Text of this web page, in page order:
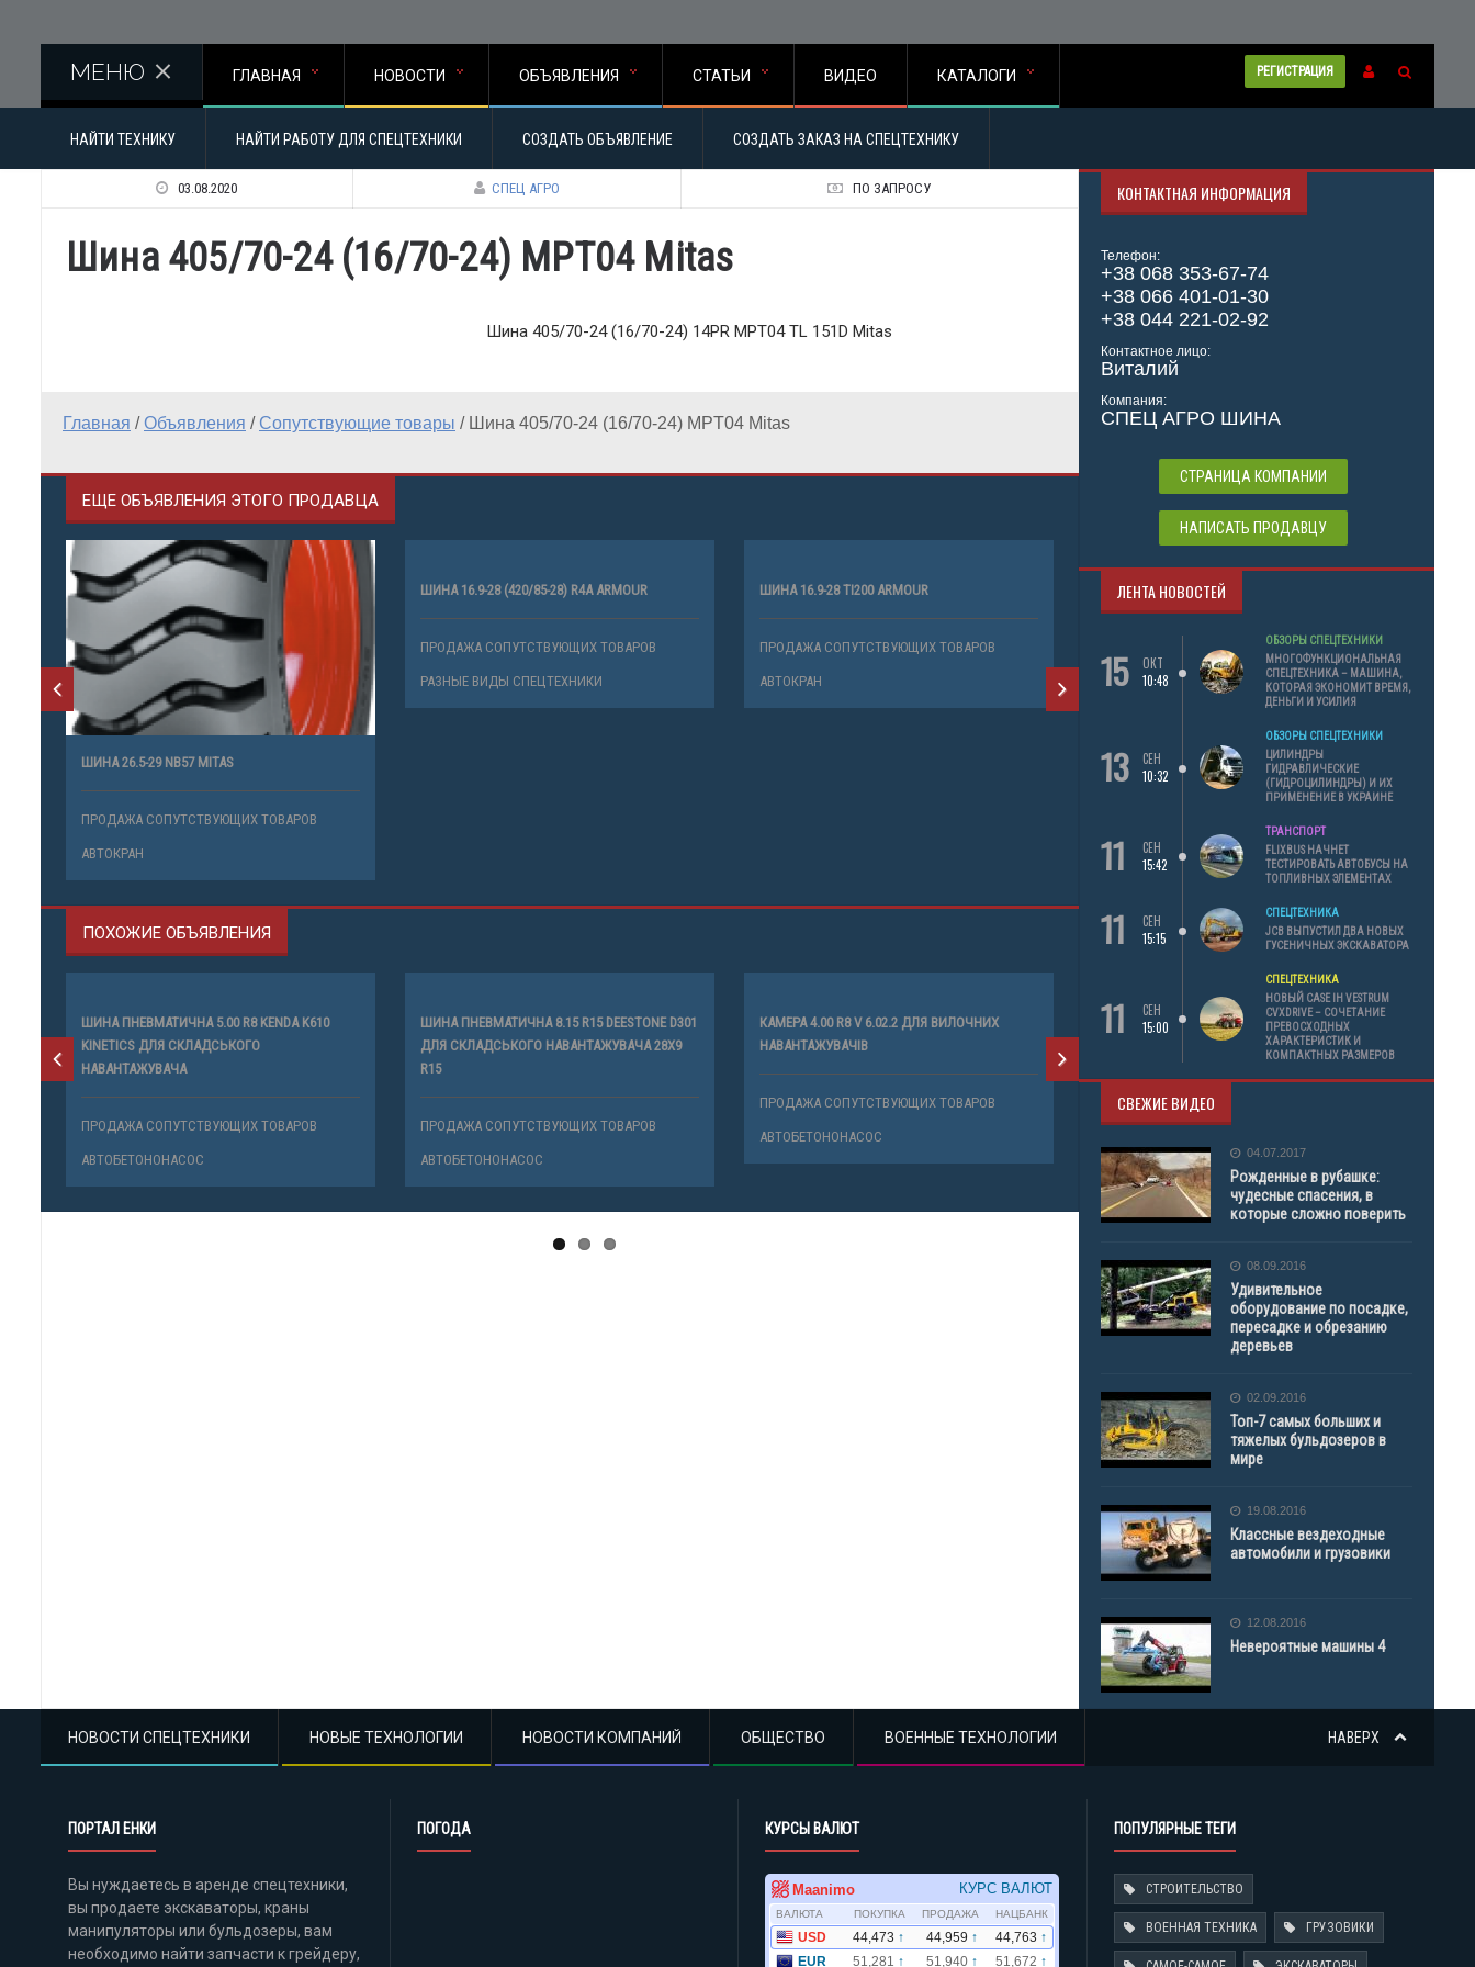
РЕГИСТРАЦИЯ
МЕНЮ ГЛАВНАЯ НОВОСТИ ОБЪЯВЛЕНИЯ СТАТЬИ ВИДЕО КАТАЛОГИ
НАЙТИ ТЕХНИКУ НАЙТИ РАБОТУ ДЛЯ СПЕЦТЕХНИКИ СОЗДАТЬ ОБЪЯВЛЕНИЕ СОЗДАТЬ ЗАКАЗ НА СПЕЦТЕХНИКУ
03.08.2020 СПЕЦ АГРО ПО ЗАПРОСУ
Шина 405/70-24 (16/70-24) MPT04 Mitas
Шина 405/70-24 (16/70-24) 14PR MPT04 TL 151D Mitas
Главная / Объявления / Сопутствующие товары / Шина 405/70-24 (16/70-24) MPT04 Mitas
ЕЩЕ ОБЪЯВЛЕНИЯ ЭТОГО ПРОДАВЦА
ШИНА 26.5-29 NB57 MITAS
ПРОДАЖА СОПУТСТВУЮЩИХ ТОВАРОВ
АВТОКРАН
ШИНА 16.9-28 (420/85-28) R4A ARMOUR
ПРОДАЖА СОПУТСТВУЮЩИХ ТОВАРОВ
РАЗНЫЕ ВИДЫ СПЕЦТЕХНИКИ
ШИНА 16.9-28 TI200 ARMOUR
ПРОДАЖА СОПУТСТВУЮЩИХ ТОВАРОВ
АВТОКРАН
ШИНА 16.9-28 (420/85-28) TG01 MITAS
РАЗНЫЕ ВИДЫ СПЕЦТЕХНИКИ
РАЗНЫЕ
ПОХОЖИЕ ОБЪЯВЛЕНИЯ
ШИНА ПНЕВМАТИЧНА 5.00 R8 KENDA K610
KINETICS ДЛЯ СКЛАДСЬКОГО
НАВАНТАЖУВАЧА
ПРОДАЖА СОПУТСТВУЮЩИХ ТОВАРОВ
АВТОБЕТОНОНАСОС
ШИНА ПНЕВМАТИЧНА 8.15 R15 DEESTONE D301
ДЛЯ СКЛАДСЬКОГО НАВАНТАЖУВАЧА 28X9
R15
ПРОДАЖА СОПУТСТВУЮЩИХ ТОВАРОВ
АВТОБЕТОНОНАСОС
КАМЕРА 4.00 R8 V 6.02.2 ДЛЯ ВИЛОЧНИХ
НАВАНТАЖУВАЧІВ
ПРОДАЖА СОПУТСТВУЮЩИХ ТОВАРОВ
АВТОБЕТОНОНАСОС
ШИНА ПНЕВМАТИЧНА 23X9 R10 KENDA K610
KINETICS ДЛЯ СКЛАДСЬКОГО
ПРОДАЖА СОПУТСТВУЮЩИХ ТОВАРОВ
АВТОБЕТОНОНАСОС
ПРОДАЖА
КОНТАКТНАЯ ИНФОРМАЦИЯ
Телефон:
+38 068 353-67-74
+38 066 401-01-30
+38 044 221-02-92
Контактное лицо:
Виталий
Компания:
СПЕЦ АГРО ШИНА
СТРАНИЦА КОМПАНИИ
НАПИСАТЬ ПРОДАВЦУ
ЛЕНТА НОВОСТЕЙ
15
ОКТ
10:48
ОБЗОРЫ СПЕЦТЕХНИКИ
МНОГОФУНКЦИОНАЛЬНАЯ
СПЕЦТЕХНИКА – МАШИНА,
КОТОРАЯ ЭКОНОМИТ ВРЕМЯ,
ДЕНЬГИ И УСИЛИЯ
13
СЕН
10:32
ОБЗОРЫ СПЕЦТЕХНИКИ
ЦИЛИНДРЫ
ГИДРАВЛИЧЕСКИЕ
(ГИДРОЦИЛИНДРЫ) И ИХ
ПРИМЕНЕНИЕ В УКРАИНЕ
11
СЕН
15:42
ТРАНСПОРТ
FLIXBUS НАЧНЕТ
ТЕСТИРОВАТЬ АВТОБУСЫ НА
ТОПЛИВНЫХ ЭЛЕМЕНТАХ
11
СЕН
15:15
СПЕЦТЕХНИКА
JCB ВЫПУСТИЛ ДВА НОВЫХ
ГУСЕНИЧНЫХ ЭКСКАВАТОРА
11
СЕН
15:00
СПЕЦТЕХНИКА
НОВЫЙ CASE IH VESTRUM
CVXDRIVE – СОЧЕТАНИЕ
ПРЕВОСХОДНЫХ
ХАРАКТЕРИСТИК И
КОМПАКТНЫХ РАЗМЕРОВ
СВЕЖИЕ ВИДЕО
04.07.2017
Рожденные в рубашке:
чудесные спасения, в
которые сложно поверить
08.09.2016
Удивительное
оборудование по посадке,
пересадке и обрезанию
деревьев
02.09.2016
Топ-7 самых больших и
тяжелых бульдозеров в
мире
19.08.2016
Классные вездеходные
автомобили и грузовики
12.08.2016
Невероятные машины 4
НАВЕРХ
НОВОСТИ СПЕЦТЕХНИКИ НОВЫЕ ТЕХНОЛОГИИ НОВОСТИ КОМПАНИЙ ОБЩЕСТВО ВОЕННЫЕ ТЕХНОЛОГИИ
ПОРТАЛ ЕНКИ
Вы нуждаетесь в аренде спецтехники,
вы продаете экскаваторы, краны
манипуляторы или бульдозеры, вам
необходимо найти запчасти к грейдеру,
ПОГОДА КУРСЫ ВАЛЮТ ПОПУЛЯРНЫЕ ТЕГИ
СТРОИТЕЛЬСТВО
ВОЕННАЯ ТЕХНИКА ГРУЗОВИКИ